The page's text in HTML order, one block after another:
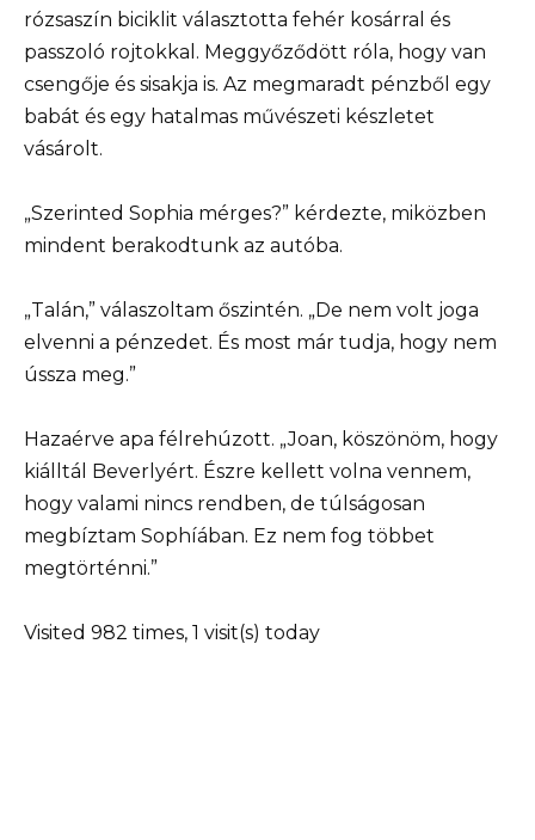
rózsaszín biciklit választotta fehér kosárral és
passzoló rojtokkal. Meggyőződött róla, hogy van
csengője és sisakja is. Az megmaradt pénzből egy
babát és egy hatalmas művészeti készletet
vásárolt.
„Szerinted Sophia mérges?” kérdezte, miközben
mindent berakodtunk az autóba.
„Talán,” válaszoltam őszintén. „De nem volt joga
elvenni a pénzedet. És most már tudja, hogy nem
ússza meg.”
Hazaérve apa félrehúzott. „Joan, köszönöm, hogy
kiálltál Beverlyért. Észre kellett volna vennem,
hogy valami nincs rendben, de túlságosan
megbíztam Sophíában. Ez nem fog többet
megtörténni.”
Visited 982 times, 1 visit(s) today